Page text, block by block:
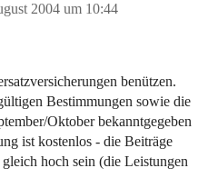
2004 um 10:44
benützen.
Bestimmungen sowie die
Oktober bekanntgegeben
ist kostenlos - die Beiträge
hoch sein (die Leistungen